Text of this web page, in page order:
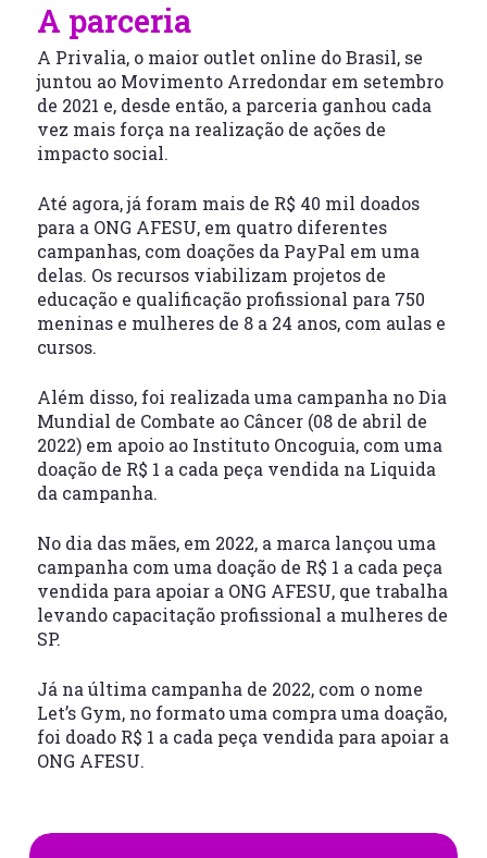
A parceria
A Privalia, o maior outlet online do Brasil, se
juntou ao Movimento Arredondar em setembro
de 2021 e, desde então, a parceria ganhou cada
vez mais força na realização de ações de
impacto social.
Até agora, já foram mais de R$ 40 mil doados
para a ONG AFESU, em quatro diferentes
campanhas, com doações da PayPal em uma
delas. Os recursos viabilizam projetos de
educação e qualificação profissional para 750
meninas e mulheres de 8 a 24 anos, com aulas e
cursos.
Além disso, foi realizada uma campanha no Dia
Mundial de Combate ao Câncer (08 de abril de
2022) em apoio ao Instituto Oncoguia, com uma
doação de R$ 1 a cada peça vendida na Liquida
da campanha.
No dia das mães, em 2022, a marca lançou uma
campanha com uma doação de R$ 1 a cada peça
vendida para apoiar a ONG AFESU, que trabalha
levando capacitação profissional a mulheres de
SP.
Já na última campanha de 2022, com o nome
Let’s Gym, no formato uma compra uma doação,
foi doado R$ 1 a cada peça vendida para apoiar a
ONG AFESU.